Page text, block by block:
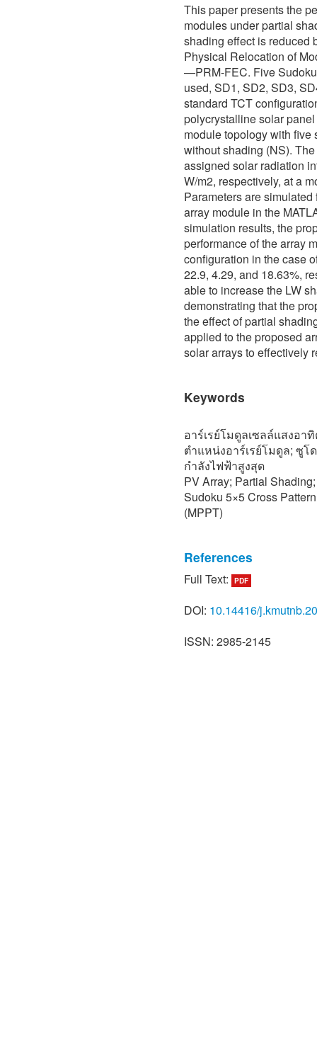
This paper presents the
modules under partial
shading effect is reduced
Physical Relocation of
—PRM-FEC. Five
used, SD1, SD2, SD3,
standard TCT
polycrystalline solar
module topology with five
without shading (NS).
assigned solar radiation
W/m2, respectively, at a
Parameters are
array module in the
simulation results, the
performance of the array
configuration in the case
22.9, 4.29, and 18.63%,
able to increase the LW
demonstrating that the
the effect of partial
applied to the proposed
solar arrays to effectively
Keywords
อาร์เรย์โมดูลเซลล์แสงอา
ตำแหน่งอาร์เรย์โมดูล; ซู
กำลังไฟฟ้าสูงสุด
PV Array; Partial
Sudoku 5×5 Cross
(MPPT)
References
[1] T. Namhormchan,
using magic square row
Full Text: PDF
DOI: 10.14416/
ISSN: 2985-2145